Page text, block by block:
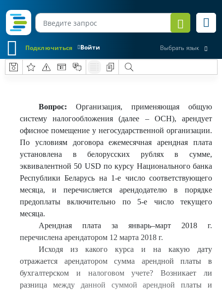
Войти
Подключиться Выбрать язык
Вопрос: Организация, применяющая общую
систему налогообложения (далее – ОСН), арендует
офисное помещение у негосударственной организации.
По условиям договора ежемесячная арендная плата
установлена в белорусских рублях в сумме,
эквивалентной 50 USD по курсу Национального банка
Республики Беларусь на 1-е число соответствующего
месяца, и перечисляется арендодателю в порядке
предоплаты включительно по 5-е число текущего
месяца.
Арендная плата за январь–март 2018 г.
перечислена арендатором 12 марта 2018 г.
Исходя из какого курса и на какую дату
отражается арендатором сумма арендной платы в
бухгалтерском и налоговом учете? Возникает ли
разница между данной суммой арендной платы и